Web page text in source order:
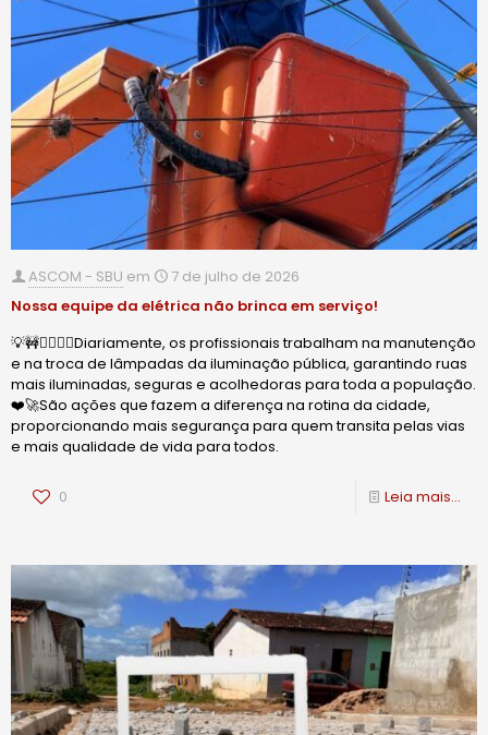
ASCOM - SBU em
7 de julho de 2026
Nossa equipe da elétrica não brinca em serviço!
💡🚧🙋🏻‍♂️✨Diariamente, os profissionais trabalham na manutenção
e na troca de lâmpadas da iluminação pública, garantindo ruas
mais iluminadas, seguras e acolhedoras para toda a população.
❤️🚀São ações que fazem a diferença na rotina da cidade,
proporcionando mais segurança para quem transita pelas vias
e mais qualidade de vida para todos.
0 Leia mais...